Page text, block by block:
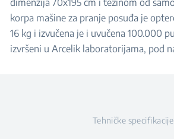
dimenzija 70x195 cm i težinom od
korpa mašine za pranje posuđa je
16 kg i izvučena je i uvučena 100.000
izvršeni u Arcelik laboratorijama, pod
Tehničke specifikacije